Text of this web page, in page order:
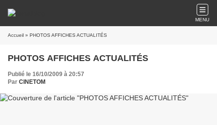
MENU
Accueil » PHOTOS AFFICHES ACTUALITÉS
PHOTOS AFFICHES ACTUALITÉS
Publié le 16/10/2009 à 20:57
Par CINETOM